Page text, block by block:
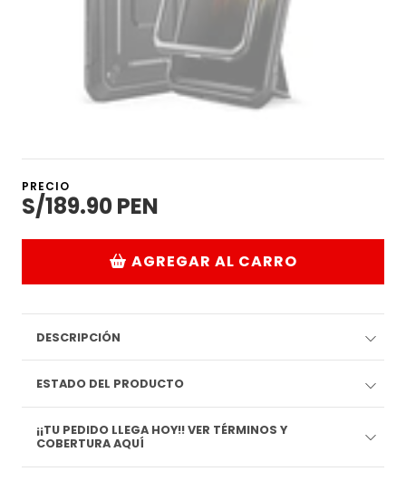
PRECIO
S/189.90 PEN
AGREGAR AL CARRO
DESCRIPCIÓN
ESTADO DEL PRODUCTO
¡¡TU PEDIDO LLEGA HOY!! VER TÉRMINOS Y
COBERTURA AQUÍ